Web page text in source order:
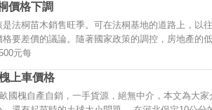
價格下調
是法桐苗木銷售旺季。可在法桐基地的道路上，以
要差價的議論。隨著國家政策的調控，房地產的
元每
上車價格
國槐自產自銷，一手貨源，絕無中介，本文為大